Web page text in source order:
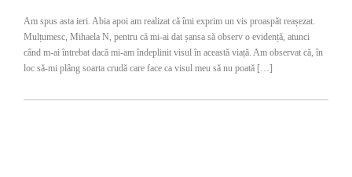
Am spus asta ieri. Abia apoi am realizat că îmi exprim un vis proaspăt reașezat.
Mulțumesc, Mihaela N, pentru că mi-ai dat șansa să observ o evidență, atunci
când m-ai întrebat dacă mi-am îndeplinit visul în această viață. Am observat că, în
loc să-mi plâng soarta crudă care face ca visul meu să nu poată […]